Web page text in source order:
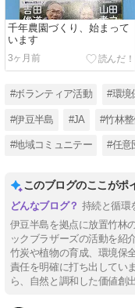
千年農園づくり、始まって
います
3ヶ月前
#ボランティア活動 #環境
#伊豆半島 #JA #竹林
#地域コミュニテー #任意
このブログのここがポ
持続と循環
伊豆半島を拠点に放置竹林
ックブラザーズの活動を紹
竹炭や植物の育成、環境保
責任を明確に打ち出してい
ら、自然と調和した価値創